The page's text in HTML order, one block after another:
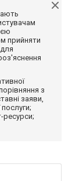
прийняти
з
заяви,
ресурси;